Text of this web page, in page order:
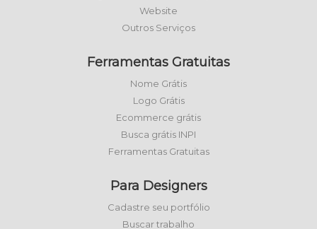
Website
Outros Serviços
Ferramentas Gratuitas
Nome Grátis
Logo Grátis
Ecommerce grátis
Busca grátis INPI
Ferramentas Gratuitas
Para Designers
Cadastre seu portfólio
Buscar trabalho